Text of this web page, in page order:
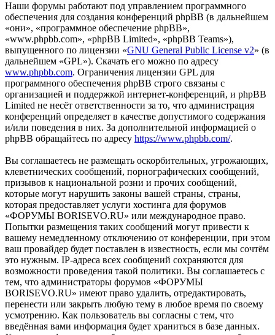
Наши форумы работают под управлением программного
обеспечения для создания конференций phpBB (в дальнейшем
«они», «программное обеспечение phpBB»,
«www.phpbb.com», «phpBB Limited», «phpBB Teams»),
выпущенного по лицензии «GNU General Public License v2» (в
дальнейшем «GPL»). Скачать его можно по адресу
www.phpbb.com. Ограничения лицензии GPL для
программного обеспечения phpBB строго связаны с
организацией и поддержкой интернет-конференций, и phpBB
Limited не несёт ответственности за то, что администрация
конференций определяет в качестве допустимого содержания
и/или поведения в них. За дополнительной информацией о
phpBB обращайтесь по адресу https://www.phpbb.com/.
Вы соглашаетесь не размещать оскорбительных, угрожающих,
клеветнических сообщений, порнографических сообщений,
призывов к национальной розни и прочих сообщений,
которые могут нарушить законы вашей страны, страны,
которая предоставляет услуги хостинга для форумов
«ФОРУМЫ BORISEVO.RU» или международное право.
Попытки размещения таких сообщений могут привести к
вашему немедленному отключению от конференции, при этом
ваш провайдер будет поставлен в известность, если мы сочтём
это нужным. IP-адреса всех сообщений сохраняются для
возможности проведения такой политики. Вы соглашаетесь с
тем, что администраторы форумов «ФОРУМЫ
BORISEVO.RU» имеют право удалить, отредактировать,
перенести или закрыть любую тему в любое время по своему
усмотрению. Как пользователь вы согласны с тем, что
введённая вами информация будет храниться в базе данных.